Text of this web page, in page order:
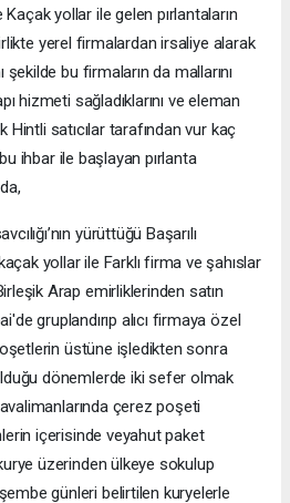
yollar ile gelen pırlantaların
yerel firmalardan irsaliye alarak
şekilde bu firmaların da mallarını
hizmeti sağladıklarını ve eleman
satıcılar tarafından vur kaç
ihbar ile başlayan pırlanta
yürüttüğü Başarılı
yollar ile Farklı firma ve şahıslar
Arap emirliklerinden satın
gruplandırıp alıcı firmaya özel
üstüne işledikten sonra
dönemlerde iki sefer olmak
çerez poşeti
içerisinde veyahut paket
üzerinden ülkeye sokulup
günleri belirtilen kuryelerle